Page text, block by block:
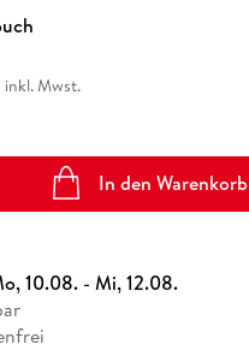
inkl. Mwst.
In den Warenkorb
10.08. - Mi, 12.08.